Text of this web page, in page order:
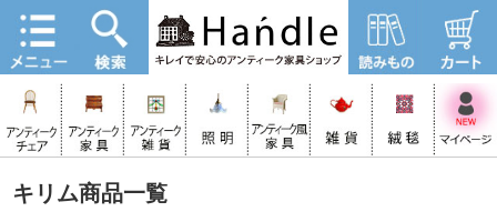
キリム商品一覧